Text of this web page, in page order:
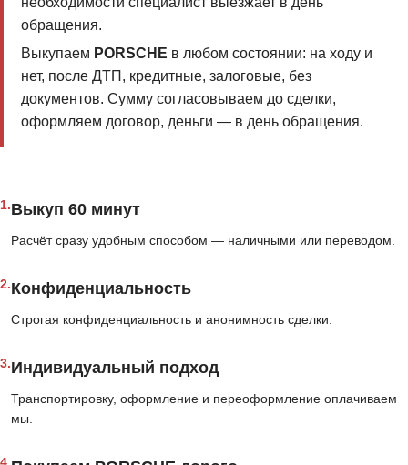
обращения.
Выкупаем PORSCHE в любом состоянии: на ходу и
нет, после ДТП, кредитные, залоговые, без
документов. Сумму согласовываем до сделки,
оформляем договор, деньги — в день обращения.
1.Выкуп 60 минут
Расчёт сразу удобным способом — наличными или переводом.
2.Конфиденциальность
Строгая конфиденциальность и анонимность сделки.
3.Индивидуальный подход
Транспортировку, оформление и переоформление оплачиваем
мы.